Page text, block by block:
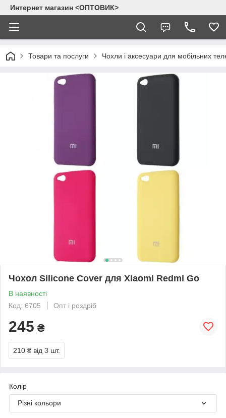
Интернет магазин <ОПТОВИК>
Товари та послуги Чохли і аксесуари для мобільних
Чохол Silicone Cover для Xiaomi Redmi Go
В наявності
Код: 6705
Опт і роздріб
245 ₴
210 ₴ від 3 шт.
Колір
Різні кольори